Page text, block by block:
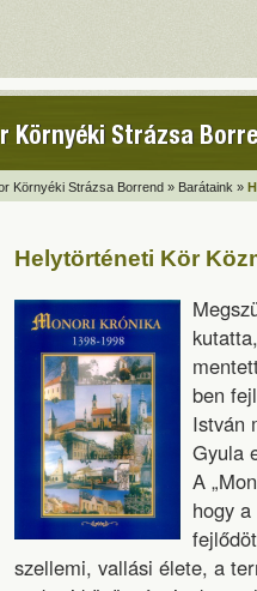
Környéki Strázsa
Környéki Strázsa Borrend » Barátaink »
Helytörténeti Kör
ben
István
Gyula
A
hogy
szellemi, vallási élete, a